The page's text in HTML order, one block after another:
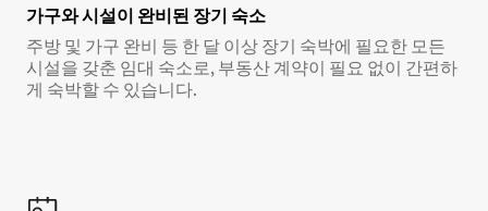
가구와 시설이 완비된 장기 숙소
주방 및 가구 완비 등 한 달 이상 장기 숙박에 필요한 모든
시설을 갖춘 임대 숙소로, 부동산 계약이 필요 없이 간편하
게 숙박할 수 있습니다.